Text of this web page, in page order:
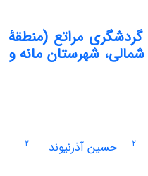
گردشگری مراتع (منطقۀ
شهرستان مانه و
2 حسین آذرنیوند 2